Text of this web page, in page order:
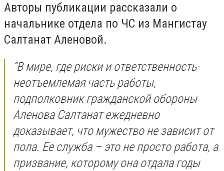
Авторы публикации рассказали о
начальнике отдела по ЧС из Мангистау
Салтанат Аленовой.
“В мире, где риски и ответственность-
неотъемлемая часть работы,
подполковник гражданской обороны
Аленова Салтанат ежедневно
доказывает, что мужество не зависит от
пола. Ее служба – это не просто работа, а
призвание, которому она отдала годы